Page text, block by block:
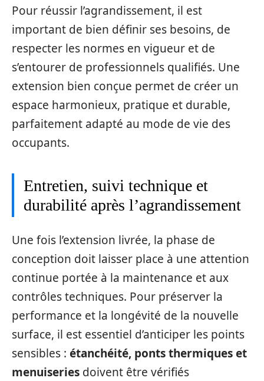
Pour réussir l’agrandissement, il est
important de bien définir ses besoins, de
respecter les normes en vigueur et de
s’entourer de professionnels qualifiés. Une
extension bien conçue permet de créer un
espace harmonieux, pratique et durable,
parfaitement adapté au mode de vie des
occupants.
Entretien, suivi technique et
durabilité après l’agrandissement
Une fois l’extension livrée, la phase de
conception doit laisser place à une attention
continue portée à la maintenance et aux
contrôles techniques. Pour préserver la
performance et la longévité de la nouvelle
surface, il est essentiel d’anticiper les points
sensibles : étanchéité, ponts thermiques et
menuiseries doivent être vérifiés